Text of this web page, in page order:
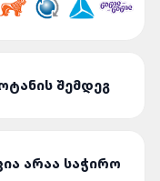
ᲨᲔᲛᲓᲔᲒ
ᲐᲠᲐᲐ ᲡᲐᲭᲘᲠᲝ